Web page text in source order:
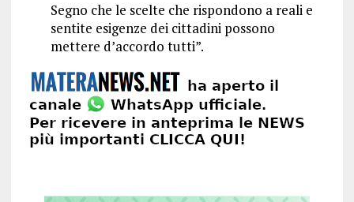
Segno che le scelte che rispondono a reali e
sentite esigenze dei cittadini possono
mettere d’accordo tutti”.